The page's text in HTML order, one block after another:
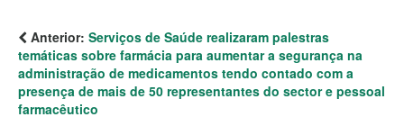
Anterior: Serviços de Saúde realizaram palestras
temáticas sobre farmácia para aumentar a segurança na
administração de medicamentos tendo contado com a
presença de mais de 50 representantes do sector e pessoal
farmacêutico